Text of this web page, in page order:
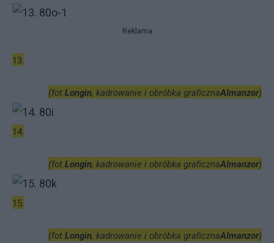
Reklama
13.
(fot.Longin, kadrowanie i obróbka graficznaAlmanzor)
14.
(fot.Longin, kadrowanie i obróbka graficznaAlmanzor)
15.
(fot.Longin, kadrowanie i obróbka graficznaAlmanzor)